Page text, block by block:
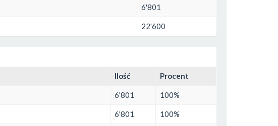
6'801
22'600
Ilość Procent
6'801 100%
6'801 100%